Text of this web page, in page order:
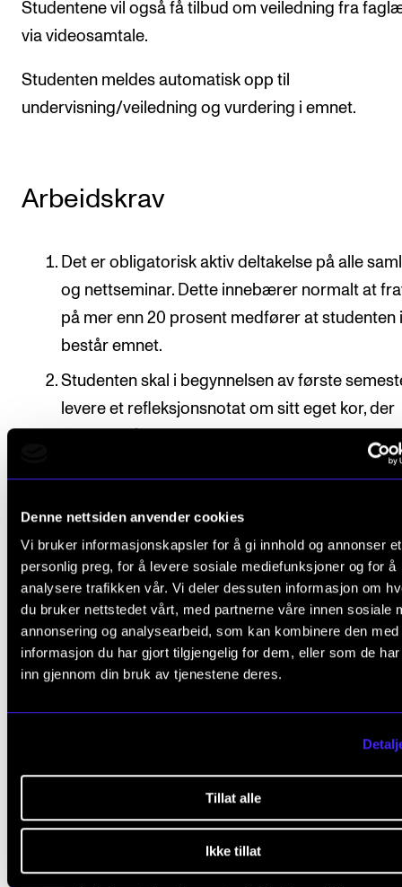
Denne nettsiden anvender cookies
Vi bruker informasjonskapsler for å gi innhold og annonser et
personlig preg, for å levere sosiale mediefunksjoner og for å
analysere trafikken vår. Vi deler dessuten informasjon om
du bruker nettstedet vårt, med partnerne våre innen sosiale
annonsering og analysearbeid, som kan kombinere den med
informasjon du har gjort tilgjengelig for dem, eller som de
inn gjennom din bruk av tjenestene deres.
Tillat alle
Ikke tillat
Studentene vil også få tilbud om veiledning fra
via videosamtale.
Studenten meldes automatisk opp til
undervisning/veiledning og vurdering i emnet.
Arbeidskrav
Det er obligatorisk aktiv deltakelse på alle
og nettseminar. Dette innebærer normalt at
på mer enn 20 prosent medfører at studenten
består emnet.
Studenten skal i begynnelsen av første
levere et refleksjonsnotat om sitt eget kor, der
det settes opp en tentativ plan for arbeid med
Studenten skal i løpet av samlingene holde en
muntlig presentasjon som inkluderer en kort
(maksimalt to minutter) av egen
det reflekteres over aktuelle utfordringer i
Studenten skal inngå i et faglig nettverk
med to-tre andre studenter. Nettverksgruppa
korøvelser fysisk eller ved hjelp av
som har blitt observert som på sin side skriver